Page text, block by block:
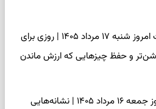
فال سرنوشت امروز شنبه ۱۷ مرداد ۱۴۰۵ | روزی برای
و حفظ چیزهایی که ارزش ماندن
فال اسم امروز جمعه ۱۶ مرداد ۱۴۰۵ | نشانه‌هایی